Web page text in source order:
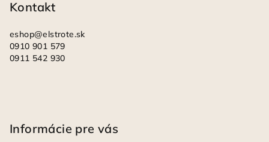
Kontakt
eshop@elstrote.sk
0910 901 579
0911 542 930
Informácie pre vás